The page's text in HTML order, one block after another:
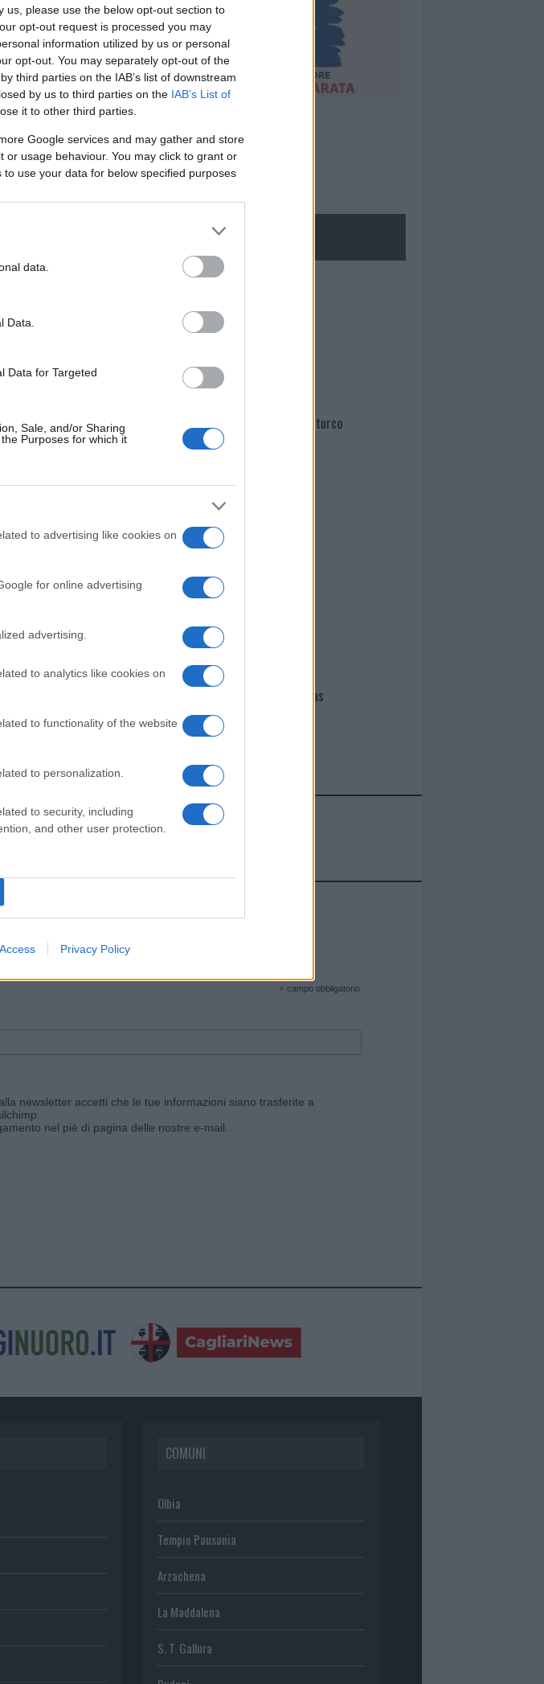
please use the below opt-out section to
opt-out request is processed you may
information utilized by us or personal
opt-out. You may separately opt-out of the
third parties on the IAB’s list of downstream
by us to third parties on the IAB’s List of
it to other third parties.
Google services and may gather and store
usage behaviour. You may click to grant or
use your data for below specified purposes
data.
Data.
Data for Targeted
Sale, and/or Sharing
Purposes for which it
to advertising like cookies on
for online advertising
advertising.
to analytics like cookies on
to functionality of the website
to personalization.
to security, including
and other user protection.
Privacy Policy
NECROLOGIE
Martina Agostina Diturco
I nostri cari
I nostri cari
Giovannimaria Cabras
|Pubblicità|Segnala
le ultime notizie pubblicate sul sito web!
* campo obbligatorio
newsletter accetti che le tue informazioni siano trasferite a
nel piè di pagina delle nostre e-mail.
COMUNI
Olbia
Tempio Pausania
Arzachena
La Maddalena
S. T. Gallura